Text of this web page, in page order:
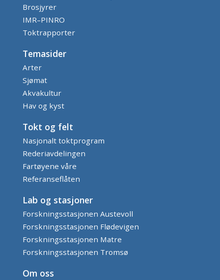
Brosjyrer
IMR–PINRO
Toktrapporter
Temasider
Arter
Sjømat
Akvakultur
Hav og kyst
Tokt og felt
Nasjonalt toktprogram
Rederiavdelingen
Fartøyene våre
Referanseflåten
Lab og stasjoner
Forskningsstasjonen Austevoll
Forskningsstasjonen Flødevigen
Forskningsstasjonen Matre
Forskningsstasjonen Tromsø
Om oss